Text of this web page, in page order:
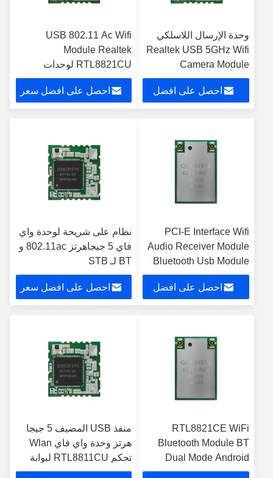
وحدة الإرسال اللاسلكي
Realtek USB 5GHz Wifi
Camera Module
RTL8811CU
احصل على افضل
USB 802.11 Ac Wifi
Module Realtek
RTL8821CU لوحدات
التحكم الصناعية
احصل على افضل سعر
PCI-E Interface Wifi
Audio Receiver Module
Bluetooth Usb Module
احصل على افضل
نظام على شريحة لوحدة واي
فاي 5 جيجاهرتز 802.11ac و
BT لـ STB
احصل على افضل سعر
RTL8821CE WiFi
Bluetooth Module BT
Dual Mode Android
Windows لأجهزة الكمبيوتر
منفذ USB المضيف 5 جيجا
هرتز وحدة واي فاي Wlan
تحكم RTL8811CU لبوابة
المنزل الذكي